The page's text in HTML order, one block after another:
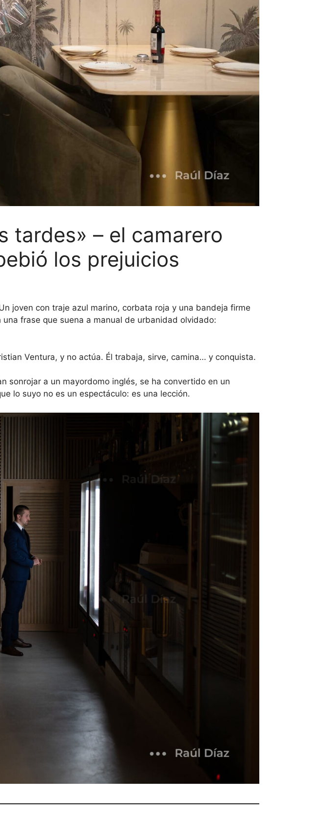
tardes» – el camarero
los prejuicios
joven con traje azul marino, corbata roja y una bandeja firme
frase que suena a manual de urbanidad olvidado:
Ventura, y no actúa. Él trabaja, sirve, camina… y conquista.
sonrojar a un mayordomo inglés, se ha convertido en un
lo suyo no es un espectáculo: es una lección.